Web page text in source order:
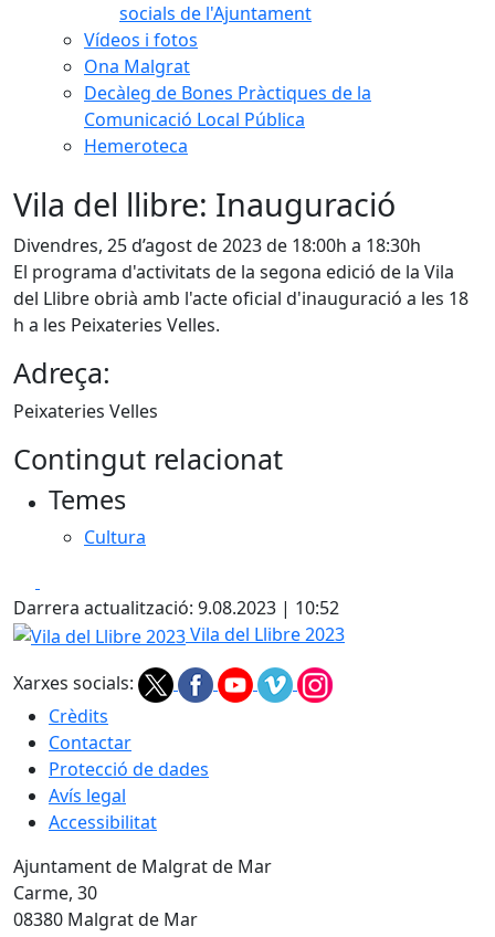
socials de l'Ajuntament
Vídeos i fotos
Ona Malgrat
Decàleg de Bones Pràctiques de la
Comunicació Local Pública
Hemeroteca
Vila del llibre: Inauguració
Divendres, 25 d’agost de 2023 de 18:00h a 18:30h
El programa d'activitats de la segona edició de la Vila
del Llibre obrià amb l'acte oficial d'inauguració a les 18
h a les Peixateries Velles.
Adreça:
Peixateries Velles
Contingut relacionat
Temes
Cultura
Darrera actualització: 9.08.2023 | 10:52
Vila del Llibre 2023
Vila del Llibre 2023
Xarxes socials:
Crèdits
Contactar
Protecció de dades
Avís legal
Accessibilitat
Ajuntament de Malgrat de Mar
Carme, 30
08380 Malgrat de Mar